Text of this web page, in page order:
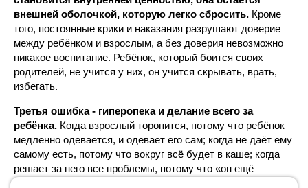
внешней оболочкой, которую легко сбросить. Кроме
того, постоянные крики и наказания разрушают доверие
между ребёнком и взрослым, а без доверия невозможно
никакое воспитание. Ребёнок, который боится своих
родителей, не учится у них, он учится скрывать, врать,
избегать.
Третья ошибка - гиперопека и делание всего за
ребёнка. Когда взрослый торопится, потому что ребёнок
медленно одевается, и одевает его сам; когда не даёт ему
самому есть, потому что вокруг всё будет в каше; когда
решает за него все проблемы, потому что «он ещё